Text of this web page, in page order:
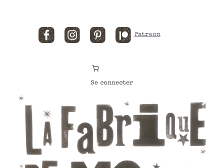
FacebookInstagramPinterestPatreon
Se connecter